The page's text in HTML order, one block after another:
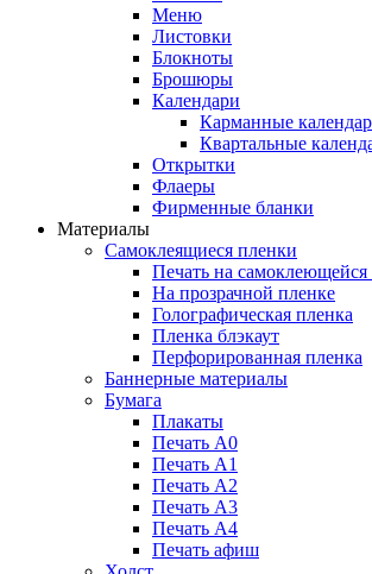
Меню
Листовки
Блокноты
Брошюры
Календари
Карманные
Квартальные
Открытки
Флаеры
Фирменные бланки
Материалы
Самоклеящиеся пленки
Печать на самоклеющейся
На прозрачной пленке
Голографическая пленка
Пленка блэкаут
Перфорированная пленка
Баннерные материалы
Бумага
Плакаты
Печать А0
Печать А1
Печать А2
Печать А3
Печать А4
Печать афиш